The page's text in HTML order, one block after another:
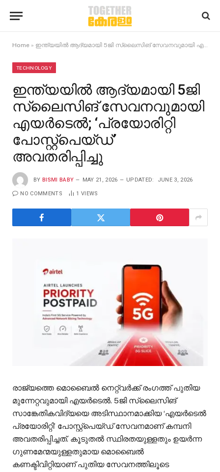
Home » ഇന്ത്യയിൽ ആദ്യമായി 5ജി സ്ലൈസിങ് സേവനവുമായി എയർടെൽ; ‘പ്രയോരിറ്റി പോസ്റ്റ്‌പെയ്ഡ്’ അവതരിപ്പിച്ചു
TECHNOLOGY
ഇന്ത്യയിൽ ആദ്യമായി 5ജി
സ്ലൈസിങ് സേവനവുമായി
എയർടെൽ; ‘പ്രയോരിറ്റി
പോസ്റ്റ്‌പെയ്ഡ്’
അവതരിപ്പിച്ചു
BY BISMI BABY MAY 21, 2026 UPDATED: JUNE 3, 2026
NO COMMENTS 1 VIEWS
രാജ്യത്തെ മൊബൈൽ നെറ്റ്‌വർക്ക് രംഗത്ത് പുതിയ
മുന്നേറ്റവുമായി എയർടെൽ. 5ജി സ്ലൈസിങ്
സാങ്കേതികവിദ്യയെ അടിസ്ഥാനമാക്കിയ ‘എയർടെൽ
പ്രയോരിറ്റി’ പോസ്റ്റ്‌പെയ്ഡ് സേവനമാണ് കമ്പനി
അവതരിപ്പിച്ചത്. കൂടുതൽ സ്ഥിരതയുള്ളതും ഉയർന്ന
ഗുണമേന്മയുള്ളതുമായ മൊബൈൽ
കണക്ടിവിറ്റിയാണ് പുതിയ സേവനത്തിലൂടെ